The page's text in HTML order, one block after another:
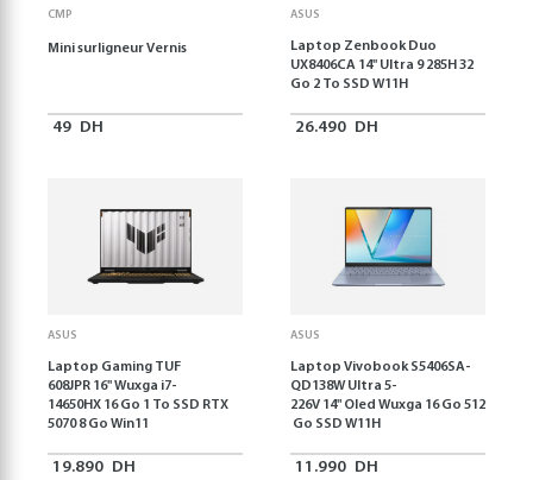
CMP
Mini surligneur Vernis
49 DH
ASUS
Laptop Zenbook Duo
UX8406CA 14'' Ultra 9 285H 32
Go 2 To SSD W11H
26.490 DH
ASUS
Laptop Gaming TUF
608JPR 16'' Wuxga i7-
14650HX 16 Go 1 To SSD RTX
5070 8 Go Win11
19.890 DH
ASUS
Laptop Vivobook S5406SA-
QD138W Ultra 5-
226V 14" Oled Wuxga 16 Go 512
Go SSD W11H
11.990 DH